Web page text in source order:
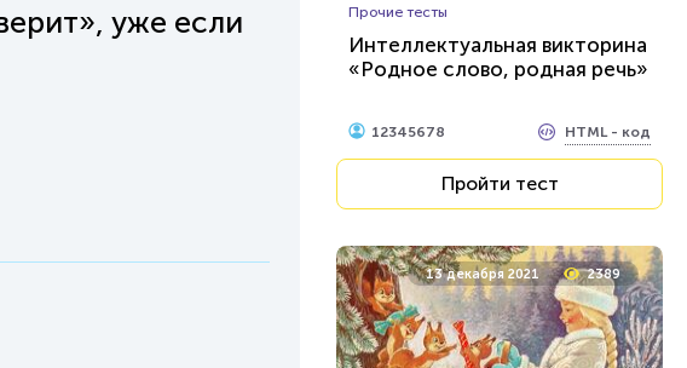
уже если
Прочие тесты
Интеллектуальная викторина
«Родное слово, родная речь»
12345678 HTML - код
Пройти тест
13 декабря 2021 2389